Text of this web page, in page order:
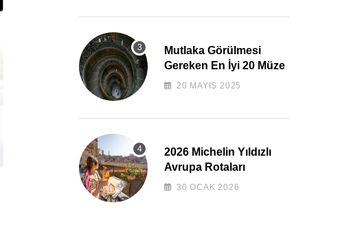
Mutlaka Görülmesi
Gereken En İyi 20 Müze
20 MAYIS 2025
2026 Michelin Yıldızlı
Avrupa Rotaları
30 OCAK 2026